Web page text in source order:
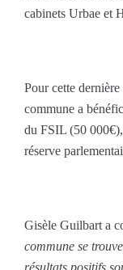
cabinets Urbae et
Pour cette
commune a
du FSIL (50
réserve
Gisèle Guilbart a
commune se
résultats positifs